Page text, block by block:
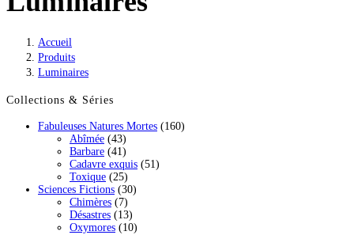
Accueil
Produits
Luminaires
Collections & Séries
Fabuleuses Natures Mortes (160)
Abîmée (43)
Barbare (41)
Cadavre exquis (51)
Toxique (25)
Sciences Fictions (30)
Chimères (7)
Désastres (13)
Oxymores (10)